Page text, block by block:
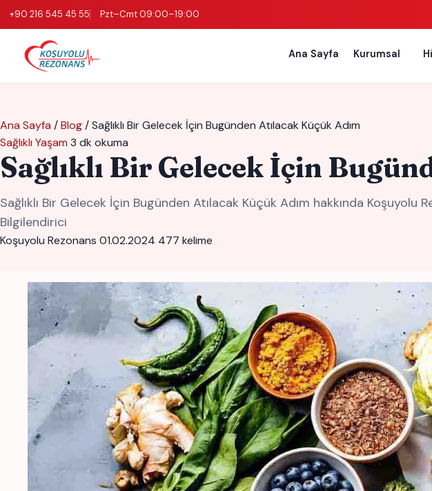
+90 216 545 45 55 Pzt–Cmt 09:00–19:00
Ana Sayfa Kurumsal
Ana Sayfa /Blog/Sağlıklı Bir Gelecek İçin Bugünden Atılacak Küçük Adım
Sağlıklı Yaşam 3 dk okuma
Sağlıklı Bir Gelecek İçin
Sağlıklı Bir Gelecek İçin Bugünden Atılacak Küçük Adım hakkında
Bilgilendirici
Koşuyolu Rezonans 01.02.2024 477 kelime